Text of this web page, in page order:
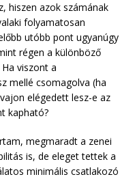
hiszen azok számának
folyamatosan
utóbb pont ugyanúgy
régen a különböző
viszont a
mellé csomagolva (ha
elégedett lesz-e az
kapható?
megmaradt a zenei
is, de eleget tettek a
minimális csatlakozó